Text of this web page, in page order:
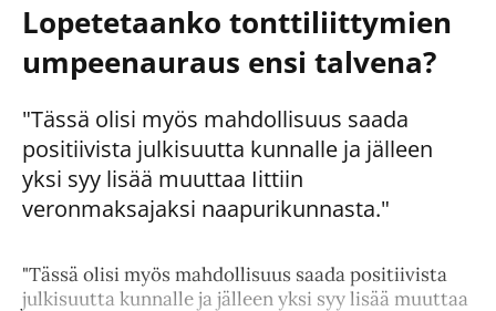
Lopetetaanko tonttiliittymien
umpeenauraus ensi talvena?
"Tässä olisi myös mahdollisuus saada
positiivista julkisuutta kunnalle ja jälleen
yksi syy lisää muuttaa Iittiin
veronmaksajaksi naapurikunnasta."
"Tässä olisi myös mahdollisuus saada positiivista
julkisuutta kunnalle ja jälleen yksi syy lisää muuttaa